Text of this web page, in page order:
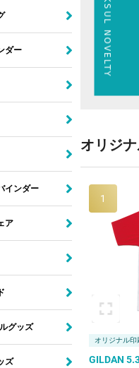
ダー
インダー
ア
グッズ
ズ
オリジ
1
オリジナル印
GILDAN